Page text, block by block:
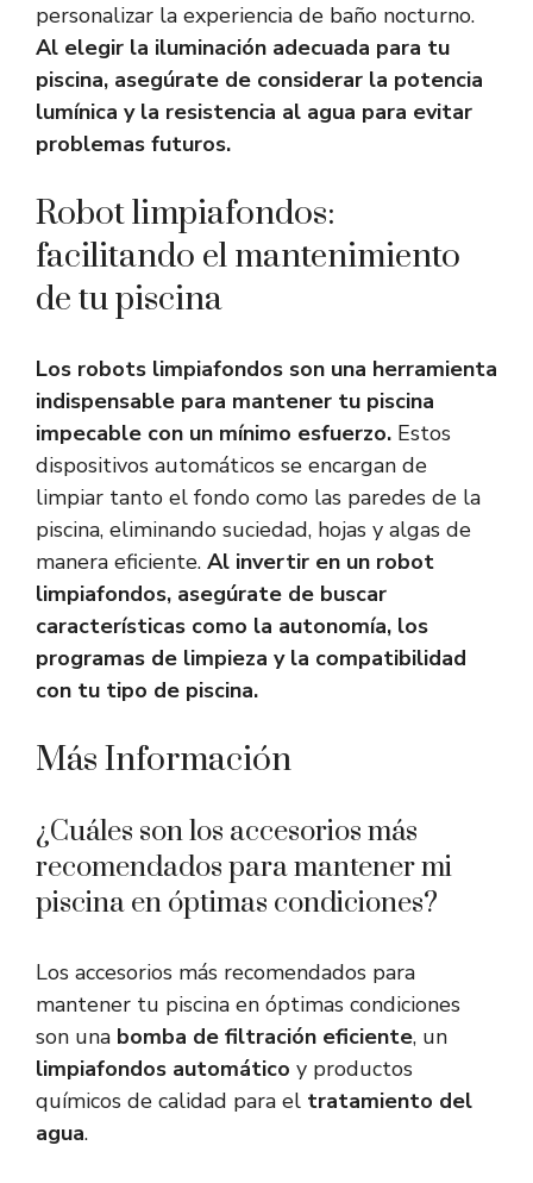
personalizar la experiencia de baño nocturno.
Al elegir la iluminación adecuada para tu
piscina, asegúrate de considerar la potencia
lumínica y la resistencia al agua para evitar
problemas futuros.
Robot limpiafondos:
facilitando el mantenimiento
de tu piscina
Los robots limpiafondos son una herramienta
indispensable para mantener tu piscina
impecable con un mínimo esfuerzo. Estos
dispositivos automáticos se encargan de
limpiar tanto el fondo como las paredes de la
piscina, eliminando suciedad, hojas y algas de
manera eficiente. Al invertir en un robot
limpiafondos, asegúrate de buscar
características como la autonomía, los
programas de limpieza y la compatibilidad
con tu tipo de piscina.
Más Información
¿Cuáles son los accesorios más
recomendados para mantener mi
piscina en óptimas condiciones?
Los accesorios más recomendados para
mantener tu piscina en óptimas condiciones
son una bomba de filtración eficiente, un
limpiafondos automático y productos
químicos de calidad para el tratamiento del
agua.